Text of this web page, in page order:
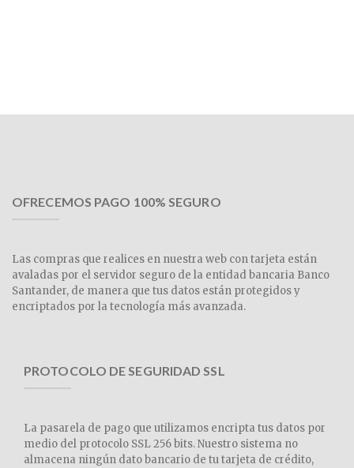
OFRECEMOS PAGO 100% SEGURO
Las compras que realices en nuestra web con tarjeta están
avaladas por el servidor seguro de la entidad bancaria Banco
Santander, de manera que tus datos están protegidos y
encriptados por la tecnología más avanzada.
PROTOCOLO DE SEGURIDAD SSL
La pasarela de pago que utilizamos encripta tus datos por
medio del protocolo SSL 256 bits. Nuestro sistema no
almacena ningún dato bancario de tu tarjeta de crédito,